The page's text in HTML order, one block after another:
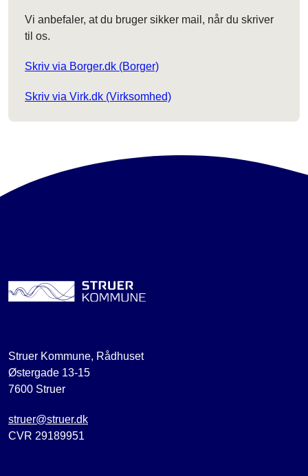
Vi anbefaler, at du bruger sikker mail, når du skriver
til os.
Skriv via Borger.dk (Borger)
Skriv via Virk.dk (Virksomhed)
Struer Kommune, Rådhuset
Østergade 13-15
7600 Struer
struer@struer.dk
CVR 29189951